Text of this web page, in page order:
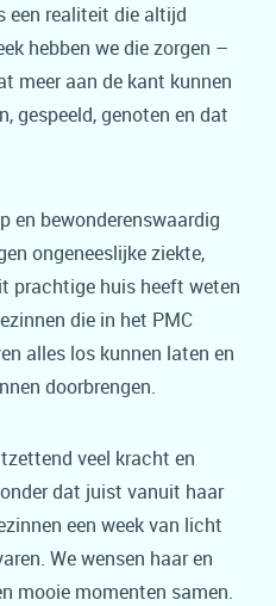
een realiteit die altijd
hebben we die zorgen –
meer aan de kant kunnen
gespeeld, genoten en dat
en bewonderenswaardig
ongeneeslijke ziekte,
prachtige huis heeft weten
die in het PMC
alles los kunnen laten en
doorbrengen.
veel kracht en
dat juist vanuit haar
een week van licht
We wensen haar en
mooie momenten samen.